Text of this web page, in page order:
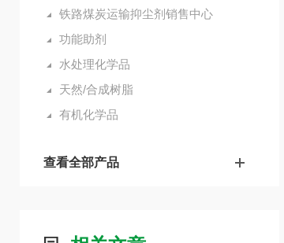
铁路煤炭运输抑尘剂销售中心
功能助剂
水处理化学品
天然/合成树脂
有机化学品
查看全部产品